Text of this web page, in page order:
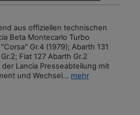
aus offiziellen technischen
Beta Montecarlo Turbo
Gr.4 (1979); Abarth 131
Fiat 127 Abarth Gr.2
Lancia Presseabteilung mit
und Wechsel... mehr